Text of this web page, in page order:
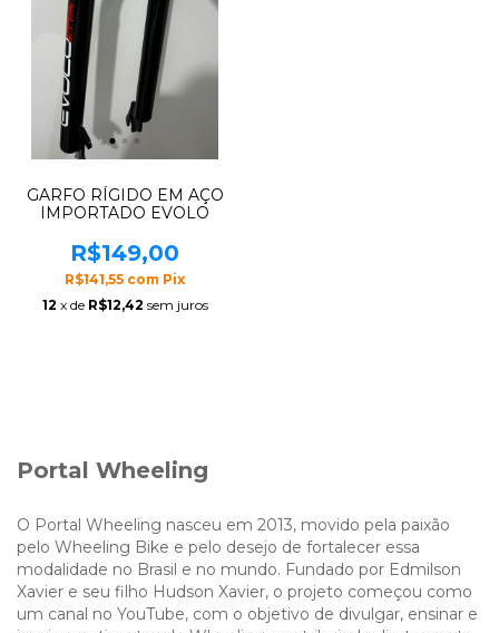
GARFO RÍGIDO EM AÇO
IMPORTADO EVOLO
R$149,00
R$141,55 com Pix
12 x de R$12,42 sem juros
Portal Wheeling
O Portal Wheeling nasceu em 2013, movido pela paixão
pelo Wheeling Bike e pelo desejo de fortalecer essa
modalidade no Brasil e no mundo. Fundado por Edmilson
Xavier e seu filho Hudson Xavier, o projeto começou como
um canal no YouTube, com o objetivo de divulgar, ensinar e